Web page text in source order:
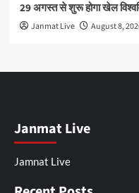
29 अगस्त से शुरू होगा खेल
Janmat Live August 8,
Janmat Live
Jamnat Live